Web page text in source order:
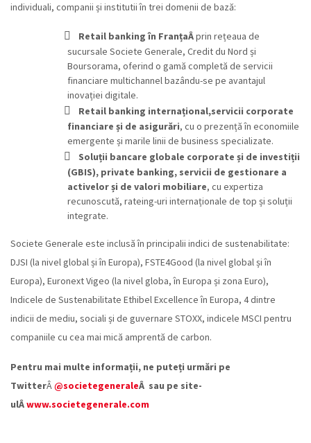
individuali, companii și institutii în trei domenii de bază:
Retail banking în FranțaÂprin rețeaua de
sucursale Societe Generale, Credit du Nord și
Boursorama, oferind o gamă completă de servicii
financiare multichannel bazându-se pe avantajul
inovației digitale.
Retail banking internațional,servicii corporate
financiare și de asigurări, cu o prezență în economiile
emergente și marile linii de business specializate.
Soluții bancare globale corporate și de investiții
(GBIS), private banking, servicii de gestionare a
activelor și de valori mobiliare, cu expertiza
recunoscută, rateing-uri internaționale de top și soluții
integrate.
Societe Generale este inclusă în principalii indici de sustenabilitate:
DJSI (la nivel global și în Europa), FSTE4Good (la nivel global și în
Europa), Euronext Vigeo (la nivel globa, în Europa și zona Euro),
Indicele de Sustenabilitate Ethibel Excellence în Europa, 4 dintre
indicii de mediu, sociali și de guvernare STOXX, indicele MSCI pentru
companiile cu cea mai mică amprentă de carbon.
Pentru mai multe informații, ne puteți urmări pe
TwitterÂ@societegeneraleÂ sau pe site-
ulÂwww.societegenerale.com